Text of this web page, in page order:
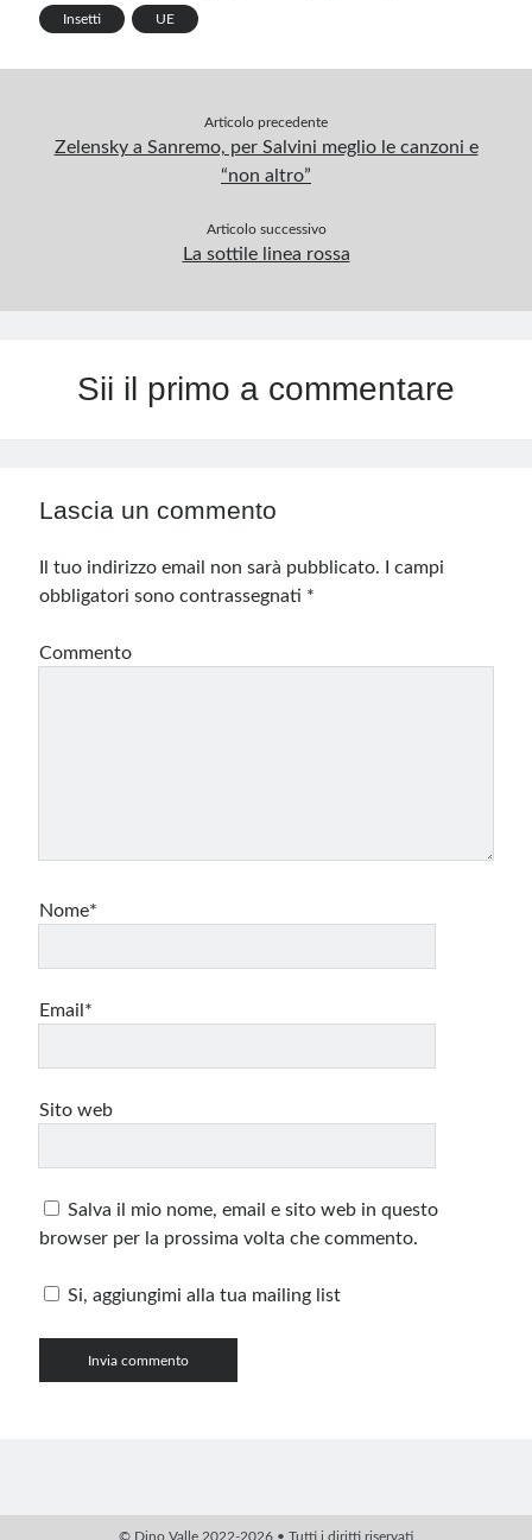
Insetti UE
Articolo precedente
Zelensky a Sanremo, per Salvini meglio le canzoni e
“non altro”
Articolo successivo
La sottile linea rossa
Sii il primo a commentare
Lascia un commento
Il tuo indirizzo email non sarà pubblicato.
I campi
obbligatori sono contrassegnati *
Commento
Nome*
Email*
Sito web
Salva il mio nome, email e sito web in questo
browser per la prossima volta che commento.
Si, aggiungimi alla tua mailing list
© Dino Valle 2022-2026 • Tutti i diritti riservati